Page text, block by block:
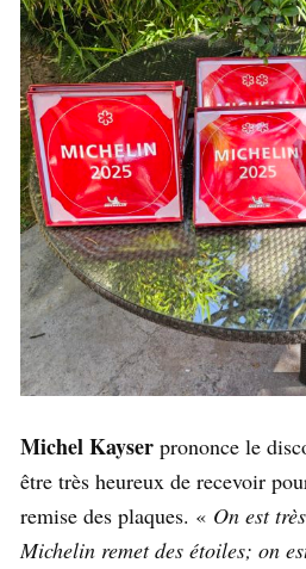
Michel Kayser prononce le
être très heureux de recevoir
remise des plaques. « On est
Michelin remet des étoiles; on